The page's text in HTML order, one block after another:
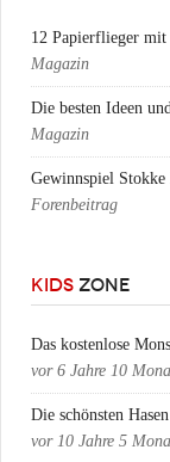
12 Papierflieger mit
Magazin
Die besten Ideen
Magazin
Gewinnspiel
Forenbeitrag
KIDS ZONE
Das kostenlose
vor 6 Jahre 10
Die schönsten
vor 10 Jahre 5